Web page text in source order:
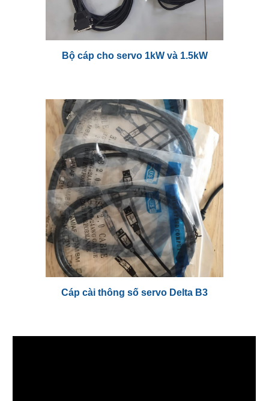
Bộ cáp cho servo 1kW và 1.5kW
Cáp cài thông số servo Delta B3